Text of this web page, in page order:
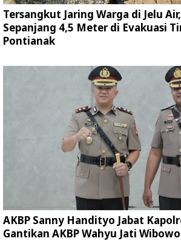
Tersangkut Jaring Warga di Jelu
Sepanjang 4,5 Meter di Evakuasi
Pontianak
AKBP Sanny Handityo Jabat
Gantikan AKBP Wahyu Jati Wibowo